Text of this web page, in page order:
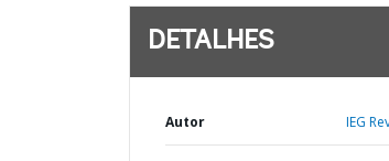
DETALHES
Autor IEG